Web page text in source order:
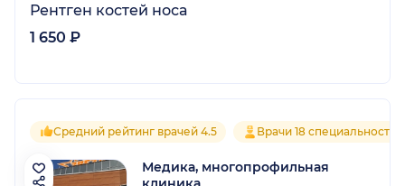
Рентген костей носа
1 650 ₽
Средний рейтинг врачей 4.5 Врачи 18 специальностей
Медика, многопрофильная